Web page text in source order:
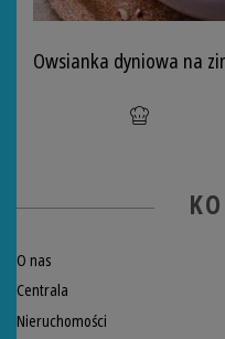
Owsianka dyniowa na
O nas
Centrala
Nieruchomości